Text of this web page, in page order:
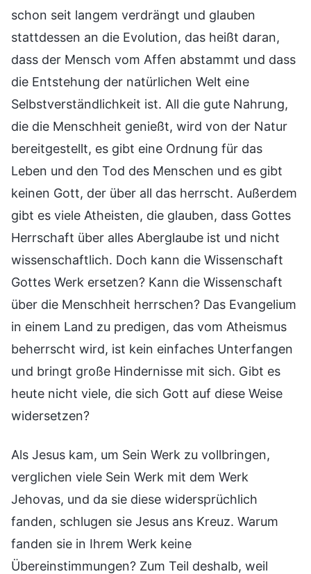
schon seit langem verdrängt und glauben
stattdessen an die Evolution, das heißt daran,
dass der Mensch vom Affen abstammt und dass
die Entstehung der natürlichen Welt eine
Selbstverständlichkeit ist. All die gute Nahrung,
die die Menschheit genießt, wird von der Natur
bereitgestellt, es gibt eine Ordnung für das
Leben und den Tod des Menschen und es gibt
keinen Gott, der über all das herrscht. Außerdem
gibt es viele Atheisten, die glauben, dass Gottes
Herrschaft über alles Aberglaube ist und nicht
wissenschaftlich. Doch kann die Wissenschaft
Gottes Werk ersetzen? Kann die Wissenschaft
über die Menschheit herrschen? Das Evangelium
in einem Land zu predigen, das vom Atheismus
beherrscht wird, ist kein einfaches Unterfangen
und bringt große Hindernisse mit sich. Gibt es
heute nicht viele, die sich Gott auf diese Weise
widersetzen?
Als Jesus kam, um Sein Werk zu vollbringen,
verglichen viele Sein Werk mit dem Werk
Jehovas, und da sie diese widersprüchlich
fanden, schlugen sie Jesus ans Kreuz. Warum
fanden sie in Ihrem Werk keine
Übereinstimmungen? Zum Teil deshalb, weil